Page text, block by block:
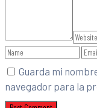
Guarda mi
navegador para la